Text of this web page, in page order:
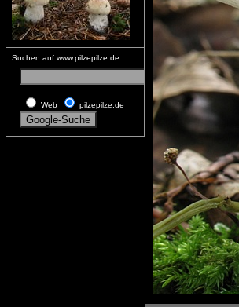
Suchen auf www.pilzepilze.de:
Web pilzepilze.de